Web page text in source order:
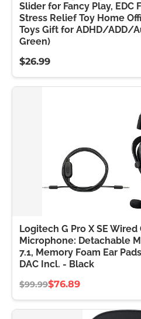
Slider for Fancy Play, EDC
Stress Relief Toy Home
Toys Gift for ADHD/ADD/
Green)
$26.99
Logitech G Pro X SE
Microphone: Detachable
7.1, Memory Foam Ear
DAC Incl. - Black
$99.99$76.89